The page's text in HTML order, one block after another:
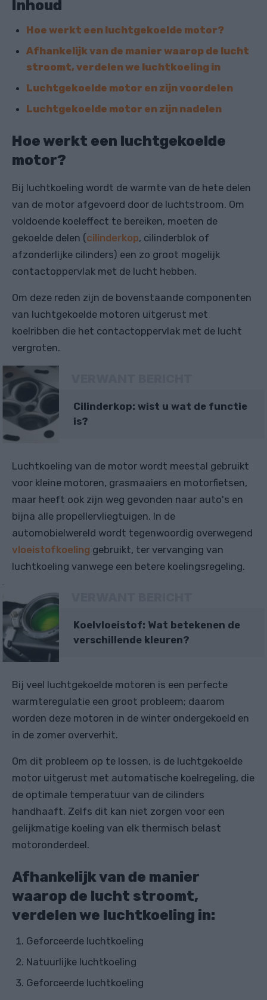
Inhoud
Hoe werkt een luchtgekoelde motor?
Afhankelijk van de manier waarop de lucht
stroomt, verdelen we luchtkoeling in
Luchtgekoelde motor en zijn voordelen
Luchtgekoelde motor en zijn nadelen
Hoe werkt een luchtgekoelde
motor?
Bij luchtkoeling wordt de warmte van de hete delen
van de motor afgevoerd door de luchtstroom. Om
voldoende koeleffect te bereiken, moeten de
gekoelde delen (cilinderkop, cilinderblok of
afzonderlijke cilinders) een zo groot mogelijk
contactoppervlak met de lucht hebben.
Om deze reden zijn de bovenstaande componenten
van luchtgekoelde motoren uitgerust met
koelribben die het contactoppervlak met de lucht
vergroten.
Cilinderkop: wist u wat de functie
is?
Luchtkoeling van de motor wordt meestal gebruikt
voor kleine motoren, grasmaaiers en motorfietsen,
maar heeft ook zijn weg gevonden naar auto's en
bijna alle propellervliegtuigen. In de
automobielwereld wordt tegenwoordig overwegend
vloeistofkoeling gebruikt, ter vervanging van
luchtkoeling vanwege een betere koelingsregeling.
Koelvloeistof: Wat betekenen de
verschillende kleuren?
Bij veel luchtgekoelde motoren is een perfecte
warmteregulatie een groot probleem; daarom
worden deze motoren in de winter ondergekoeld en
in de zomer oververhit.
Om dit probleem op te lossen, is de luchtgekoelde
motor uitgerust met automatische koelregeling, die
de optimale temperatuur van de cilinders
handhaaft. Zelfs dit kan niet zorgen voor een
gelijkmatige koeling van elk thermisch belast
motoronderdeel.
Afhankelijk van de manier
waarop de lucht stroomt,
verdelen we luchtkoeling in:
Geforceerde luchtkoeling
Natuurlijke luchtkoeling
Geforceerde luchtkoeling